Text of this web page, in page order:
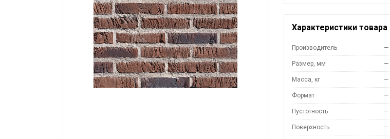
Характеристики товара
Производитель —
Размер, мм —
Масса, кг —
Формат —
Пустотность —
Поверхность —